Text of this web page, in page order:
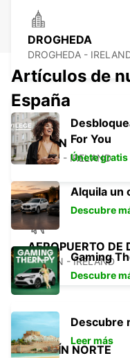
DROGHEDA
DROGHEDA -
NAVAN
NAVAN - IRELAND
AEROPUERTO DE
DUBLIN - IRELAND
DUBLÍN NORTE
Artículos de
España
For You
Únete gratis
Alquila un
Descubre
Gaming
Descubre
Descubre
Leer más